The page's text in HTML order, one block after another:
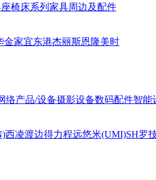
座椅床系列 家具周边及配件
金家宜东港杰丽斯恩隆美时
络产品/设备摄影设备数码配件智能
西凌渡边得力程远悠米(UMI)SH罗